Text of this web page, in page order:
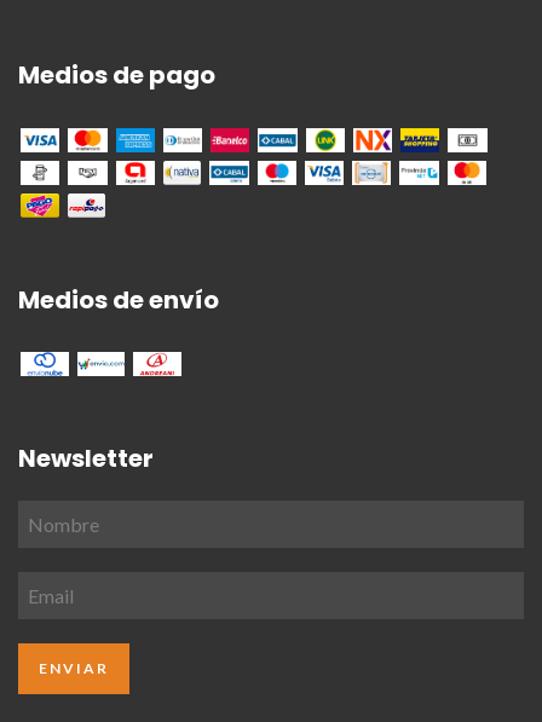
Medios de pago
Medios de envío
Newsletter